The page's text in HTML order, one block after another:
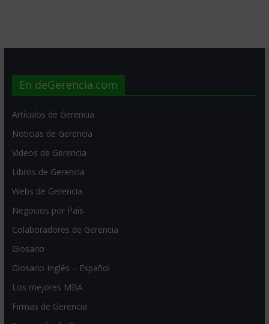
En deGerencia.com
Artículos de Gerencia
Noticias de Gerencia
Videos de Gerencia
Libros de Gerencia
Webs de Gerencia
Negocios por País
Colaboradores de Gerencia
Glosario
Glosario Inglés – Español
Los mejores MBA
Firmas de Gerencia